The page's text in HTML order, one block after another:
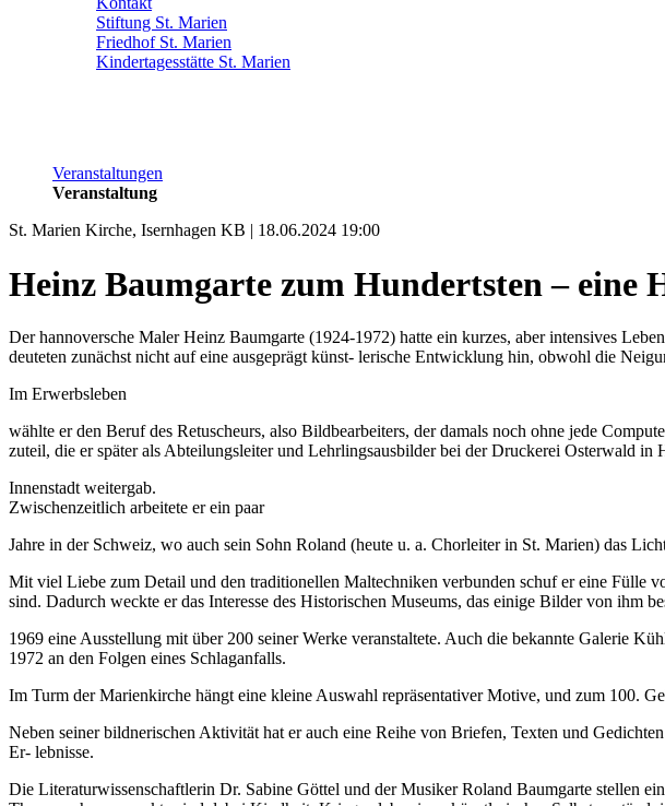
Stiftung St. Marien
Friedhof St. Marien
Kindertagesstätte St. Marien
Veranstaltungen
Veranstaltung
St. Marien Kirche, Isernhagen KB | 18.06.2024 19:00
Heinz Baumgarte zum Hundertsten – eine
Der hannoversche Maler Heinz Baumgarte (1924-1972) hatte ein kurzes, aber intensives
deuteten zunächst nicht auf eine ausgeprägt künst- lerische Entwicklung hin, obwohl die
Im Erwerbsleben
wählte er den Beruf des Retuscheurs, also Bildbearbeiters, der damals noch ohne jede
zuteil, die er später als Abteilungsleiter und Lehrlingsausbilder bei der Druckerei Osterwald in
Innenstadt weitergab.
Zwischenzeitlich arbeitete er ein paar
Jahre in der Schweiz, wo auch sein Sohn Roland (heute u. a. Chorleiter in St. Marien) das
Mit viel Liebe zum Detail und den traditionellen Maltechniken verbunden schuf er eine Fülle
sind. Dadurch weckte er das Interesse des Historischen Museums, das einige Bilder von ihm
1969 eine Ausstellung mit über 200 seiner Werke veranstaltete. Auch die bekannte Galerie
1972 an den Folgen eines Schlaganfalls.
Im Turm der Marienkirche hängt eine kleine Auswahl repräsentativer Motive, und zum 100.
Neben seiner bildnerischen Aktivität hat er auch eine Reihe von Briefen, Texten und
Er- lebnisse.
Die Literaturwissenschaftlerin Dr. Sabine Göttel und der Musiker Roland Baumgarte stellen